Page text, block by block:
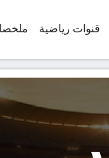
قنوات رياضية